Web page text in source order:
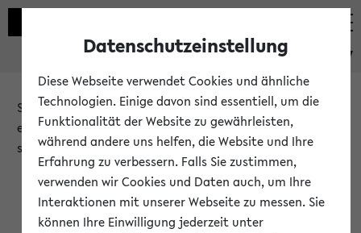
eKVV
Sie möchten auf eine eKVV Funktion zugreifen, die Ihnen
erst nach einer Anmeldung am System zur Verfügung
steht.
Bitte melden Sie sich an:
Datenschutzeinstellung
Diese Webseite verwendet Cookies und ähnliche
Technologien. Einige davon sind essentiell, um die
Funktionalität der Website zu gewährleisten,
während andere uns helfen, die Website und Ihre
Erfahrung zu verbessern. Falls Sie zustimmen,
verwenden wir Cookies und Daten auch, um Ihre
Interaktionen mit unserer Webseite zu messen. Sie
können Ihre Einwilligung jederzeit unter